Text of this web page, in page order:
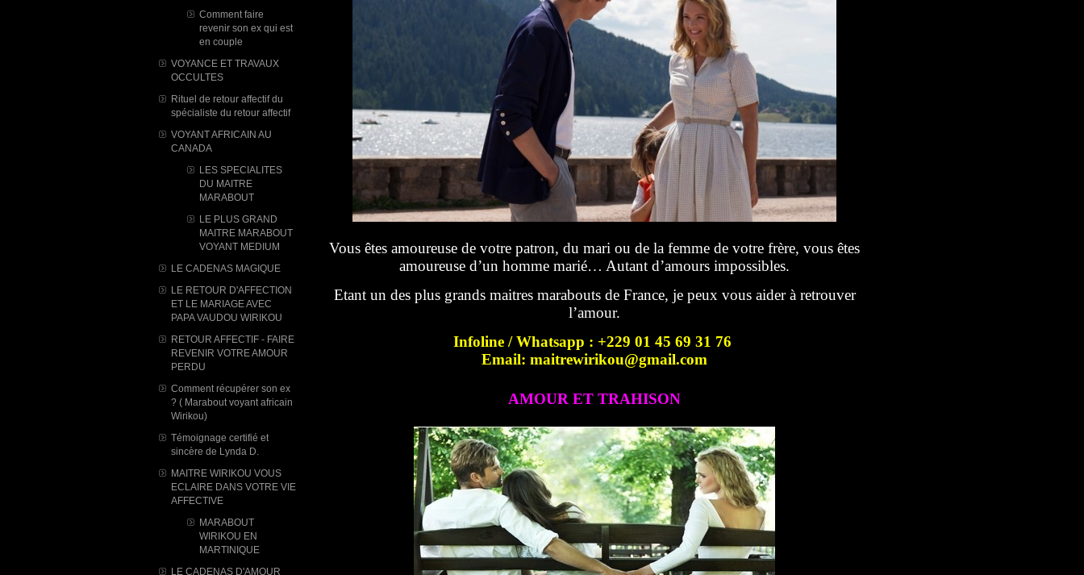
Comment faire
revenir son ex qui est
en couple
VOYANCE ET TRAVAUX
OCCULTES
Rituel de retour affectif du
spécialiste du retour affectif
VOYANT AFRICAIN AU
CANADA
LES SPECIALITES
DU MAITRE
MARABOUT
LE PLUS GRAND
MAITRE MARABOUT
VOYANT MEDIUM
LE CADENAS MAGIQUE
LE RETOUR D'AFFECTION
ET LE MARIAGE AVEC
PAPA VAUDOU WIRIKOU
RETOUR AFFECTIF - FAIRE
REVENIR VOTRE AMOUR
PERDU
Comment récupérer son ex
? ( Marabout voyant africain
Wirikou)
Témoignage certifié et
sincère de Lynda D.
MAITRE WIRIKOU VOUS
ECLAIRE DANS VOTRE VIE
AFFECTIVE
MARABOUT
WIRIKOU ​EN
MARTINIQUE
LE CADENAS D'AMOUR
Vous êtes amoureuse de votre patron, du mari ou de la femme de votre frère, vous êtes
amoureuse d’un homme marié… Autant d’amours impossibles.
Etant un des plus grands maitres marabouts de France, je peux vous aider à retrouver
l’amour.
Infoline / Whatsapp : +229 01 45 69 31 76
Email: maitrewirikou@gmail.com
AMOUR ET TRAHISON